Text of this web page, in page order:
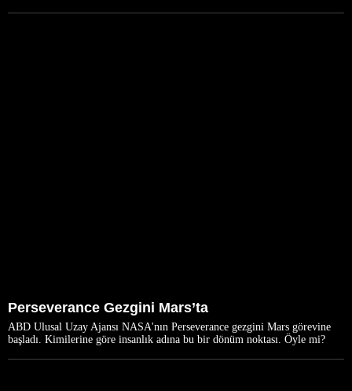
Perseverance Gezgini Mars’ta
ABD Ulusal Uzay Ajansı NASA'nın Perseverance gezgini Mars görevine
başladı. Kimilerine göre insanlık adına bu bir dönüm noktası. Öyle mi?